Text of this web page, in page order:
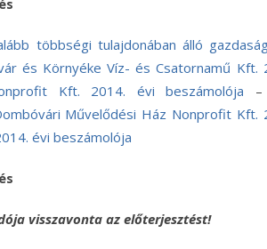
többségi tulajdonában álló
és Környéke Víz- és Csatornamű Kft.
Kft. 2014. évi beszámolója –
Művelődési Ház Nonprofit Kft.
évi beszámolója
visszavonta az előterjesztést!